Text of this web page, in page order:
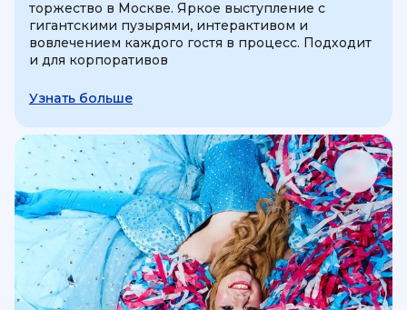
торжество в Москве. Яркое выступление с
гигантскими пузырями, интерактивом и
вовлечением каждого гостя в процесс. Подходит
и для корпоративов
Узнать больше